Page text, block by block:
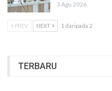
3 Agu 2026
PREV NEXT 1 daripada 2
TERBARU